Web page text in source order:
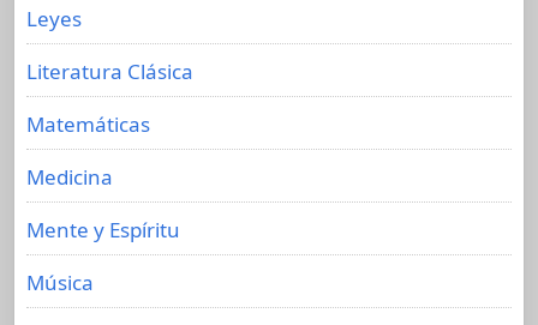
Leyes
Literatura Clásica
Matemáticas
Medicina
Mente y Espíritu
Música